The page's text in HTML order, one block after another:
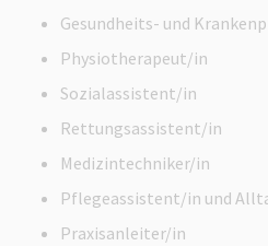
Gesundheits- und
Physiotherapeut/in
Sozialassistent/in
Rettungsassistent/in
Medizintechniker/in
Pflegeassistent/in und
Praxisanleiter/in